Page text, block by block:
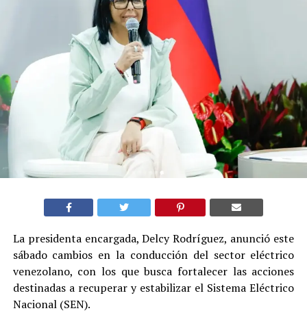
La presidenta encargada, Delcy Rodríguez, anunció este
sábado cambios en la conducción del sector eléctrico
venezolano, con los que busca fortalecer las acciones
destinadas a recuperar y estabilizar el Sistema Eléctrico
Nacional (SEN).